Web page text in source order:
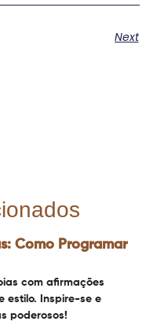
Next
Como Programar
com afirmações
estilo. Inspire-se e
poderosos!